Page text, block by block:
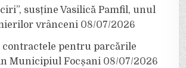
susține Vasilică Pamfil, unul
vrânceni 08/07/2026
contractele pentru parcările
Municipiul Focșani 08/07/2026